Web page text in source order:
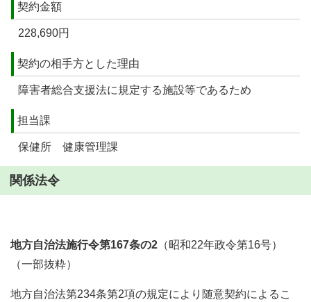
契約金額
228,690円
契約の相手方とした理由
障害者総合支援法に規定する施設等であるため
担当課
保健所 健康管理課
関係法令
地方自治法施行令第167条の2 （昭和22年政令第16号）
（一部抜粋）
地方自治法第234条第2項の規定により随意契約によるこ